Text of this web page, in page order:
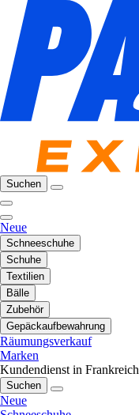
Suchen
Neue
Schneeschuhe
Schuhe
Textilien
Bälle
Zubehör
Gepäckaufbewahrung
Räumungsverkauf
Marken
Kundendienst in Frankreich
Suchen
Neue